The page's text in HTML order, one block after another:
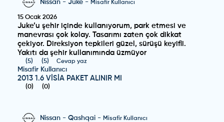
Nissan -Juke - Misafir Kullanıcı
15 Ocak 2026
Juke’u şehir içinde kullanıyorum, park etmesi ve
manevrası çok kolay. Tasarımı zaten çok dikkat
çekiyor. Direksiyon tepkileri güzel, sürüşü keyifli.
Yakıtı da şehir kullanımında üzmüyor
(5) (5) Cevap yaz
Misafir Kullanıcı
2013 1.6 VİSİA PAKET ALINIR MI
(0) (0)
Nissan -Qashqai - Misafir Kullanıcı